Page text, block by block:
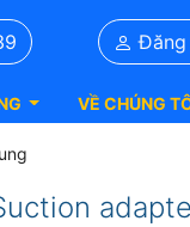
Đăng
VỀ CHÚNG